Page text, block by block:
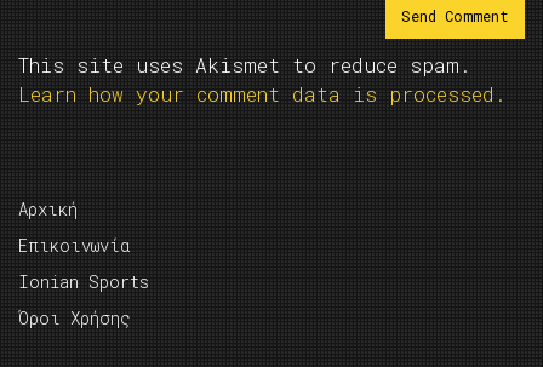
This site uses Akismet to reduce spam.
Learn how your comment data is processed.
Αρχική
Επικοινωνία
Ionian Sports
Όροι Χρήσης